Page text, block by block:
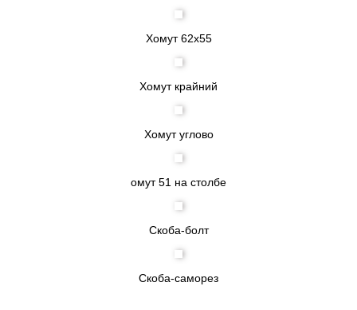
Хомут 62х55
Хомут крайний
Хомут углово
омут 51 на столбе
Скоба-болт
Скоба-саморез